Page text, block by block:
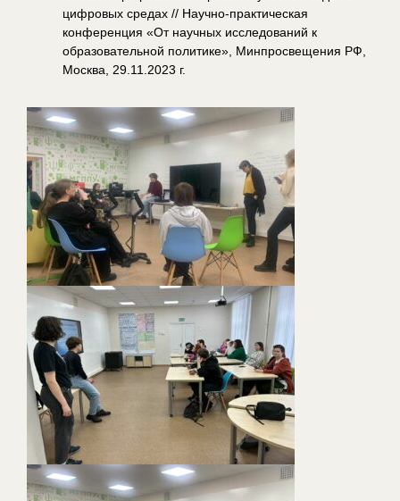
цифровых средах // Научно-практическая
конференция «От научных исследований к
образовательной политике», Минпросвещения РФ,
Москва, 29.11.2023 г.